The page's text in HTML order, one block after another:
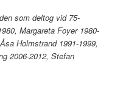
som deltog vid 75-
Margareta Foyer 1980-
Holmstrand 1991-1999,
2006-2012, Stefan